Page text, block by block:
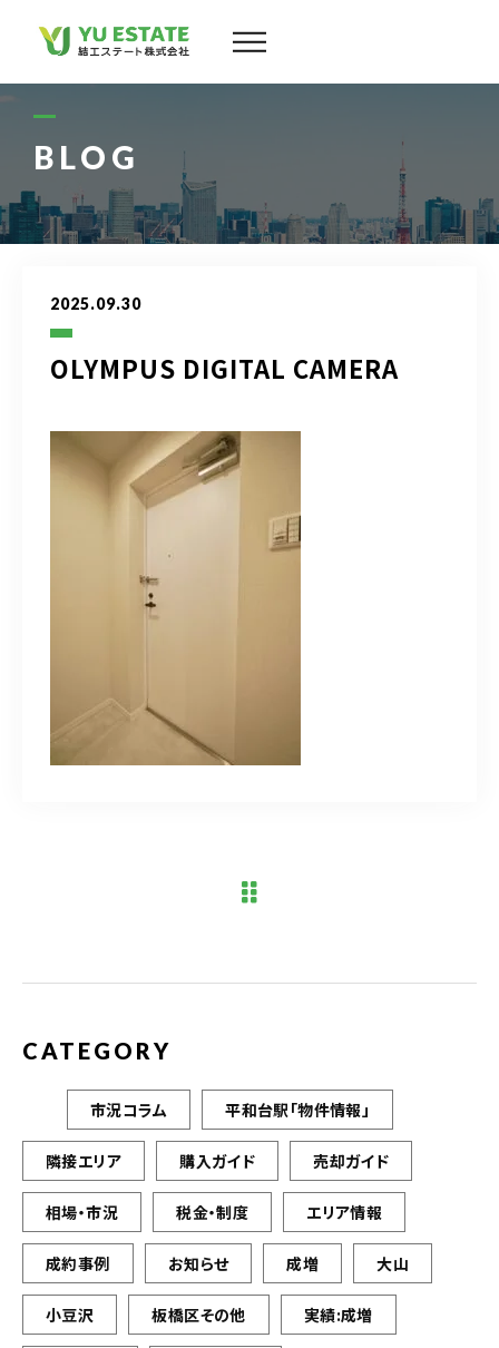
BLOG
2025.09.30
OLYMPUS DIGITAL CAMERA
CATEGORY
市況コラム 平和台駅「物件情報」
隣接エリア 購入ガイド 売却ガイド
相場・市況 税金・制度 エリア情報
成約事例 お知らせ 成増 大山
小豆沢 板橋区その他 実績:成増
物件情報
お客様の声
よくある質問
ブログ
営業時間